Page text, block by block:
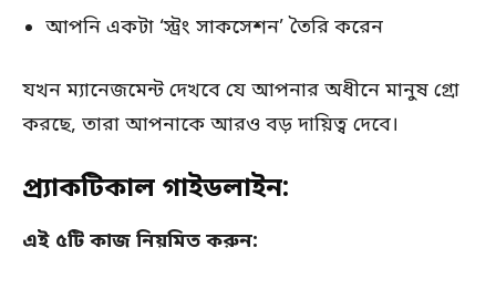
আপনি একটা ‘স্ট্রং সাকসেশন’ তৈরি করেন
যখন ম্যানেজমেন্ট দেখবে যে আপনার অধীনে মানুষ গ্রো
করছে, তারা আপনাকে আরও বড় দায়িত্ব দেবে।
প্র্যাকটিকাল গাইডলাইন:
এই ৫টি কাজ নিয়মিত করুন: